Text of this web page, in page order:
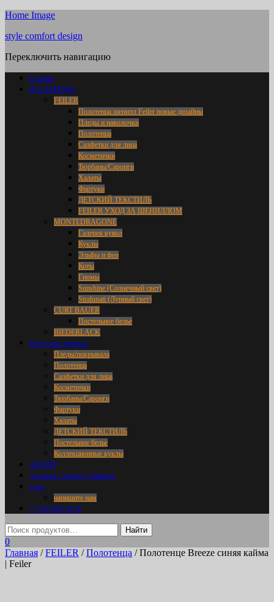
Home Image
style comfort design
Переключить навигацию
Главная
ВСЕ БРЕНДЫ
FEILER
Полотенца шенилл Feiler новые дизайны
Пледы и наволочки
Полотенца
Салфетки для лица
Косметички
Тюрбаны/Саронги
Халаты
Фартуки
ДЕТСКИЙ ТЕКСТИЛЬ
FEILER УХОД ЗА ШЕНИЛЛОМ
MONTEDRAGONE
Галерея кукол
Куклы
Эльфы и феи
Коты
Гномы
Sunshine (Солнечный свет)
Stralunati (Лунный свет)
CURT BAUER
Постельное белье
BIEDERLACK
Категории товаров
Пледы/покрывала
Полотенца
Салфетки для лица
Косметички
Тюрбаны/Саронги
Фартуки
Халаты
ДЕТСКИЙ ТЕКСТИЛЬ
Постельное белье
Коллекционные куклы
АКЦИИ
доставка / оплата / упаковка
о нас
напишите нам
+7 916 695 18 36
0
Главная /FEILER /Полотенца / Полотенце Breeze синяя кайма
| Feiler